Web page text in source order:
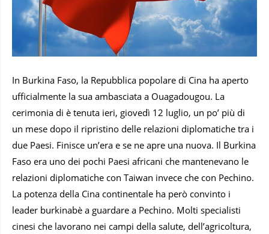
In Burkina Faso, la Repubblica popolare di Cina ha aperto
ufficialmente la sua ambasciata a Ouagadougou. La
cerimonia di è tenuta ieri, giovedì 12 luglio, un po’ più di
un mese dopo il ripristino delle relazioni diplomatiche tra i
due Paesi. Finisce un’era e se ne apre una nuova. Il Burkina
Faso era uno dei pochi Paesi africani che mantenevano le
relazioni diplomatiche con Taiwan invece che con Pechino.
La potenza della Cina continentale ha però convinto i
leader burkinabè a guardare a Pechino. Molti specialisti
cinesi che lavorano nei campi della salute, dell’agricoltura,